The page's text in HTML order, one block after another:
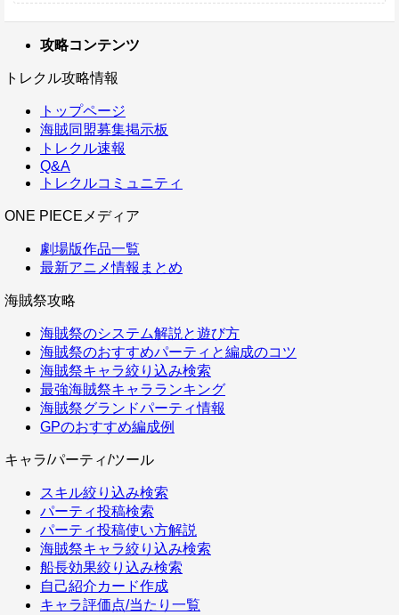
攻略コンテンツ
トレクル攻略情報
トップページ
海賊同盟募集掲示板
トレクル速報
Q&A
トレクルコミュニティ
ONE PIECEメディア
劇場版作品一覧
最新アニメ情報まとめ
海賊祭攻略
海賊祭のシステム解説と遊び方
海賊祭のおすすめパーティと編成のコツ
海賊祭キャラ絞り込み検索
最強海賊祭キャラランキング
海賊祭グランドパーティ情報
GPのおすすめ編成例
キャラ/パーティ/ツール
スキル絞り込み検索
パーティ投稿検索
パーティ投稿使い方解説
海賊祭キャラ絞り込み検索
船長効果絞り込み検索
自己紹介カード作成
キャラ評価点/当たり一覧